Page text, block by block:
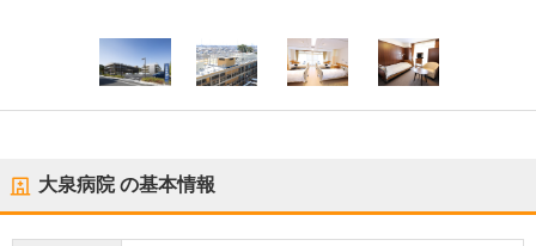
大泉病院の基本情報